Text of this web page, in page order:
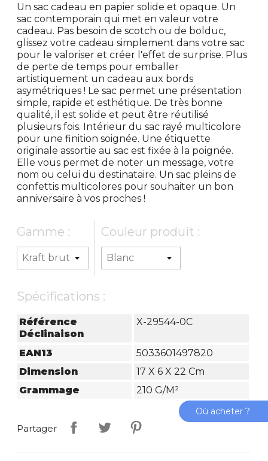
Un sac cadeau en papier solide et opaque. Un
sac contemporain qui met en valeur votre
cadeau. Pas besoin de scotch ou de bolduc,
glissez votre cadeau simplement dans votre sac
pour le valoriser et créer l'effet de surprise. Plus
de perte de temps pour emballer
artistiquement un cadeau aux bords
asymétriques ! Le sac permet une présentation
simple, rapide et esthétique. De très bonne
qualité, il est solide et peut être réutilisé
plusieurs fois. Intérieur du sac rayé multicolore
pour une finition soignée. Une étiquette
originale assortie au sac est fixée à la poignée.
Elle vous permet de noter un message, votre
nom ou celui du destinataire. Un sac pleins de
confettis multicolores pour souhaiter un bon
anniversaire à vos proches !
Gamme : Couleur produit :
Spécifications :
Référence
Déclinaison
X-29544-0C
EAN13
5033601497820
Dimension
17 X 6 X 22 Cm
Grammage
210 G/m²
Partager
Où acheter ?